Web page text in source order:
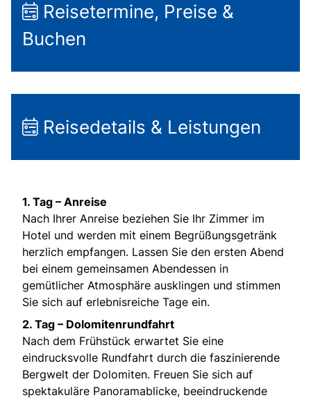
Reisetermine, Preise &
Buchen
Reisedetails & Leistungen
1. Tag – Anreise
Nach Ihrer Anreise beziehen Sie Ihr Zimmer im
Hotel und werden mit einem Begrüßungsgetränk
herzlich empfangen. Lassen Sie den ersten Abend
bei einem gemeinsamen Abendessen in
gemütlicher Atmosphäre ausklingen und stimmen
Sie sich auf erlebnisreiche Tage ein.
2. Tag – Dolomitenrundfahrt
Nach dem Frühstück erwartet Sie eine
eindrucksvolle Rundfahrt durch die faszinierende
Bergwelt der Dolomiten. Freuen Sie sich auf
spektakuläre Panoramablicke, beeindruckende